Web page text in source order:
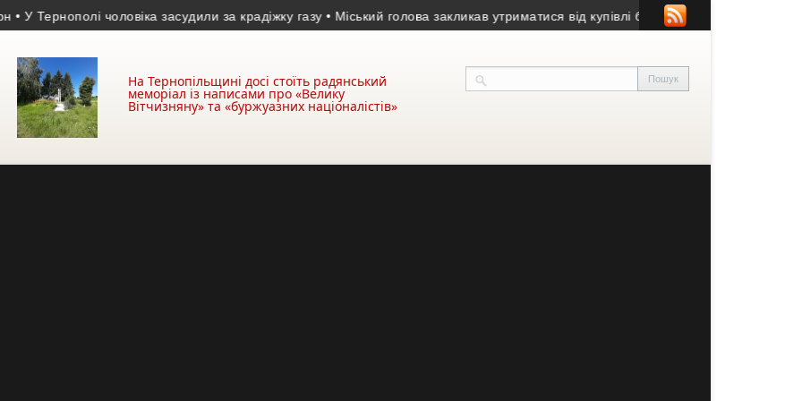
чоловіка засудили за крадіжку газу • Міський голова закликав утриматися від купівлі будівлі у Чорткові (фото)
На Тернопільщині досі стоїть радянський
меморіал із написами про «Велику
Вітчизняну» та «буржуазних націоналістів»